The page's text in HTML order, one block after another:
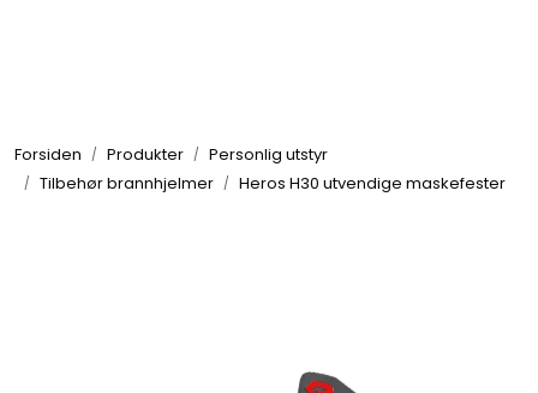
Forsiden Produkter
Personlig utstyr
Tilbehør brannhjelmer
Heros H30 utvendige maskefester
Produkter